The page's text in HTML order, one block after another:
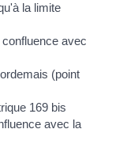
la limite
avec
(point
169 bis
avec la